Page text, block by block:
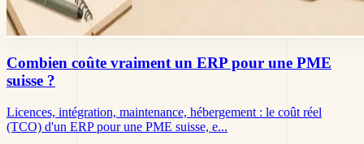
Combien coûte vraiment un ERP pour une PME
suisse ?
Licences, intégration, maintenance, hébergement : le coût réel
(TCO) d'un ERP pour une PME suisse, e...